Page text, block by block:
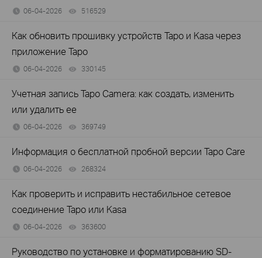
06-04-2026 516529
Как обновить прошивку устройств Tapo и Kasa через
приложение Tapo
06-04-2026 330145
Учетная запись Tapo Camera: как создать, изменить
или удалить ее
06-04-2026 369749
Информация о бесплатной пробной версии Tapo Care
06-04-2026 268324
Как проверить и исправить нестабильное сетевое
соединение Tapo или Kasa
06-04-2026 363600
Руководство по установке и форматированию SD-